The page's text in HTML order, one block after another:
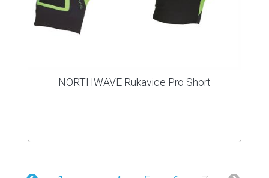
NORTHWAVE Rukavice Pro Short